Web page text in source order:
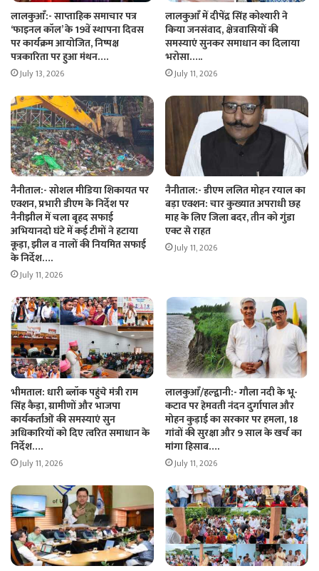
लालकुआँ:- साप्ताहिक समाचार पत्र
‘फाइनल कॉल’ के 19वें स्थापना दिवस
पर कार्यक्रम आयोजित, निष्पक्ष
पत्रकारिता पर हुआ मंथन….
July 13, 2026
लालकुआँ में दीपेंद्र सिंह कोश्यारी ने
किया जनसंवाद, क्षेत्रवासियों की
समस्याएं सुनकर समाधान का दिलाया
भरोसा…..
July 11, 2026
नैनीताल:- सोशल मीडिया शिकायत पर
एक्शन, प्रभारी डीएम के निर्देश पर
नैनीझील में चला बृहद सफाई
अभियानदो घंटे में कई टीमों ने हटाया
कूड़ा, झील व नालों की नियमित सफाई
के निर्देश….
July 11, 2026
नैनीताल:- डीएम ललित मोहन रयाल का
बड़ा एक्शन: चार कुख्यात अपराधी छह
माह के लिए जिला बदर, तीन को गुंडा
एक्ट से राहत
July 11, 2026
भीमताल: धारी ब्लॉक पहुंचे मंत्री राम
सिंह कैड़ा, ग्रामीणों और भाजपा
कार्यकर्ताओं की समस्याएं सुन
अधिकारियों को दिए त्वरित समाधान के
निर्देश….
July 11, 2026
लालकुआँ/हल्द्वानी:- गौला नदी के भू-
कटाव पर हेमवती नंदन दुर्गापाल और
मोहन कुड़ाई का सरकार पर हमला, 18
गांवों की सुरक्षा और 9 साल के खर्च का
मांगा हिसाब….
July 11, 2026